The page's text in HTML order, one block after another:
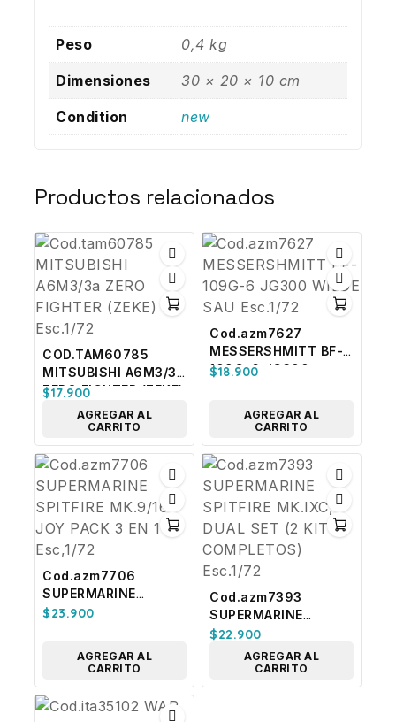
Peso 0,4 kg
Dimensiones 30 × 20 × 10 cm
Condition new
Productos relacionados
COD.TAM60785
MITSUBISHI A6M3/3a
ZERO FIGHTER (ZEKE)
Esc.1/72
$17.900
AGREGAR AL
CARRITO
Cod.azm7627
MESSERSHMITT BF-
109G-6 JG300
$18.900
AGREGAR AL
CARRITO
Cod.azm7706
SUPERMARINE
SPITFIRE MK.9/16
$23.900
AGREGAR AL
CARRITO
Cod.azm7393
SUPERMARINE
SPITFIRE MK.IXC,
DUAL SET (2 KITS
COMPLETOS)
Esc.1/72
$22.900
AGREGAR AL
CARRITO